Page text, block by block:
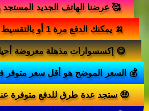
🥰️ عرضنا الهاتف الجديد المستجد والمستعمل 🥰️
🍌 يمكنك الدفع مرة 1 أو بالتقسيط على دفعات 🍌
😋 إكسسوارات مذهلة معروضة أحيانا مع الهاتف 😋
💰 السعر الموضح هو أقل سعر متوفر في تلك السلسلة 💰
🤑 ستجد عدة طرق للدفع متوفرة عند تلك المتاجر 🤑